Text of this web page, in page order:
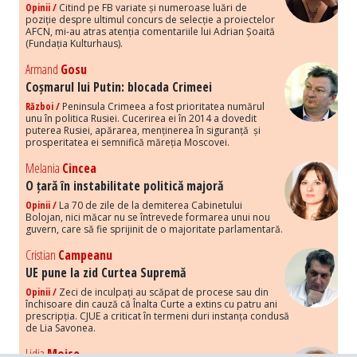
Opinii / Citind pe FB variate și numeroase luări de
poziție despre ultimul concurs de selecție a proiectelor
AFCN, mi-au atras atenția comentariile lui Adrian Șoaită
(Fundația Kulturhaus).
Armand Gosu
Coșmarul lui Putin: blocada Crimeei
Război / Peninsula Crimeea a fost prioritatea numărul
unu în politica Rusiei. Cucerirea ei în 2014 a dovedit
puterea Rusiei, apărarea, menținerea în siguranță și
prosperitatea ei semnifică măreția Moscovei.
Melania Cincea
O țară în instabilitate politică majoră
Opinii / La 70 de zile de la demiterea Cabinetului
Bolojan, nici măcar nu se întrevede formarea unui nou
guvern, care să fie sprijinit de o majoritate parlamentară.
Cristian Campeanu
UE pune la zid Curtea Supremă
Opinii / Zeci de inculpați au scăpat de procese sau din
închisoare din cauză că Înalta Curte a extins cu patru ani
prescripția. CJUE a criticat în termeni duri instanța condusă
de Lia Savonea.